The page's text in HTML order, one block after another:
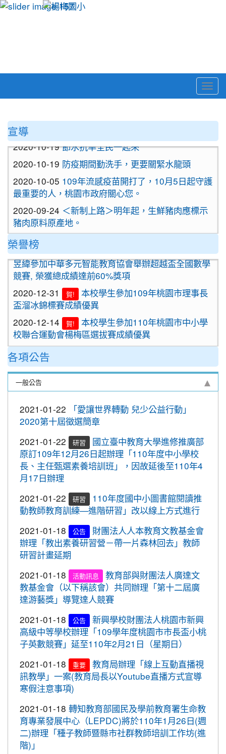
宣導
2020-10-19節水抗旱全民一起來
2020-10-19 防疫期間勤洗手，更要關緊水龍頭
2020-10-05 109年流感疫苗開打了，10月5日起守護
最重要的人，桃園市政府關心您。
2020-09-24
＜新制上路＞明年起，生鮮豬肉應標示
豬肉原料原產地。
2020-09-24＜新制上路＞明年起，餐廳應標示豬肉
原料原產地。
2020-09-24＜新制上路＞明年起，貢丸水餃等應標
示豬肉原料原產地
2020-09-09
重要
『109年國家防災日演習』地震速
報演練，臨震應變「趴下、掩護、穩住」
『Earthquake Disaster Drill』
2020-09-08 重要
車子在走，駕照要有。 交通部及
桃園市政府關心您！
2020-09-08 重要
停一下海闊天空，讓一下保百年
身。 交通部及桃園市政府關心您！
2020-09-08 重要
清晨夜晚穿亮衣，運動散步才放
心。 交通部與桃園市政府關心您！
2020-10-19節水抗旱全民一起來
2020-10-19防疫期間勤洗手，更要關緊水龍頭
2020-10-05109年流感疫苗開打了，10月5日起守護
最重要的人，桃園市政府關心您。
2020-09-24＜新制上路＞明年起，生鮮豬肉應標示
豬肉原料原產地。
2020-09-24＜新制上路＞明年起，餐廳應標示豬肉
原料原產地。
2020-09-24＜新制上路＞明年起，貢丸水餃等應標
示豬肉原料原產地
2020-09-09
重要
『109年國家防災日演習』地震速
報演練，臨震應變「趴下、掩護、穩住」
『Earthquake Disaster Drill』
2020-09-08
重要
車子在走，駕照要有。 交通部及
桃園市政府關心您！
2020-09-08
重要
停一下海闊天空，讓一下保百年
身。 交通部及桃園市政府關心您！
2020-09-08 重要
清晨夜晚穿亮衣，運動散步才放
心。 交通部與桃園市政府關心您！
榮譽榜
2021-01-13
昱緯參加中華多元智能教育協會舉辦超越盃全國數學
競賽, 榮獲總成績達前60%獎項
2020-12-31
賀!
本校學生參加109年桃園市理事長
盃溜冰錦標賽成績優異
2020-12-14
賀!
本校學生參加110年桃園市中小學
校聯合運動會楊梅區選拔賽成績優異
2020-12-10 賀!
本校學生參加2020年名人盃冬季校
園圍棋對抗賽 成績優異
2020-11-17 賀!
本校學生參加臺北市109年第38屆
中正盃溜冰錦標賽成績優異
2020-11-16
賀!
恭賀本校六年四班學生林恩如參加
桃園市109年度「3Q達人故事甄選活動」，榮獲EQ
類(國小組)第二名
2020-11-06
賀!
本校學生參加2020年壢運盃羽球錦
標賽成績優異
2020-10-27
2020-10-27 賀!
本校學生參加109年桃園市議長盃
跆拳道錦標賽成績優異
2020-10-27
賀!
本校學生參加運動i台灣109年桃園
市平鎮楊梅區羽球社區聯誼賽成績優異
全國溜冰錦標賽成績優異
2020-10-27 賀!
本校學生參加109年桃園市基層運
動選手訓練站羽球類區域性對抗賽成績優異
2020-10-21
賀!
恭喜本校六年六班花逸珊同學參加
「桃園市109學年度學生美術比賽」獲得繪畫類第三
名! 四年四班黃品憲同學獲得繪畫類佳作!
2020-10-05
賀!
本校學生參加109年新竹縣運動i台
灣社區羽球聯誼賽成績優異
2020-09-10 賀!
市長盃滑輪溜冰錦標賽暨109年全民運動會代表隊選
拔賽成績優異
2020-09-04 賀!
本校學生參加2020YONEX一線入
魂全國國小羽球分齡賽成績優異
各項公告
一般公告
2021-01-22
「愛讓世界轉動 兒少公益行動」
2020第十屆徵選簡章
2021-01-22
研習
國立臺中教育大學進修推廣部
原訂109年12月26日起辦理「110年度中小學校
長、主任甄選素養培訓班」，因故延後至110年4
月17日辦理
2021-01-22
研習
110年度國中小圖書館閱讀推
動教師教育訓練—進階研習」改以線上方式進行
2021-01-18
公告
財團法人人本教育文教基金會
辦理「教出素養研習營－帶一片森林回去」教師
研習計畫延期
2021-01-18
活動訊息
教育部與財團法人廣達文
教基金會（以下稱該會）共同辦理「第十二屆廣
達游藝獎」導覽達人競賽
2021-01-18
公告
新興學校財團法人桃園市新興
高級中等學校辦理「109學年度桃園市市長盃小桃
子英數競賽」延至110年2月21日（星期日）
2021-01-18
重要
教育局辦理「線上互動直播視
訊教學」一案(教育局長以Youtube直播方式宣導
寒假注意事項)
2021-01-18 轉知教育部國民及學前教育署生命教
育專業發展中心（LEPDC)將於110年1月26日(週
二)辦理「種子教師暨縣市社群教師培訓工作坊(進
階)」